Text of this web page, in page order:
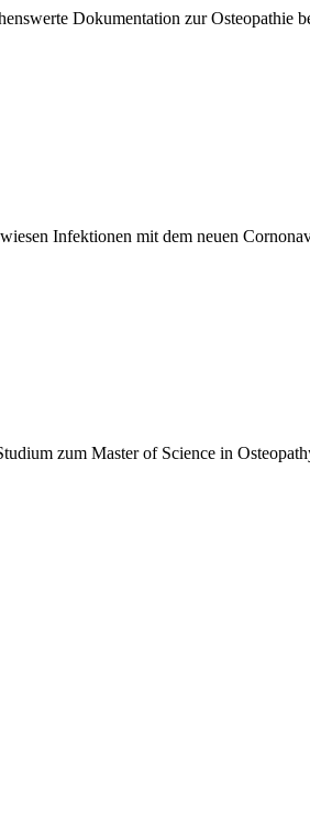
Dokumentation zur Osteopathie
Infektionen mit dem neuen
zum Master of Science in